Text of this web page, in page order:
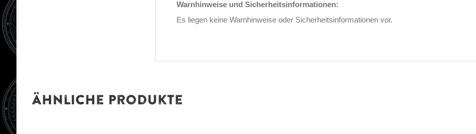
Warnhinweise und Sicherheitsinformationen:
Es liegen keine Warnhinweise oder Sicherheitsinformationen vor.
Ähnliche Produkte